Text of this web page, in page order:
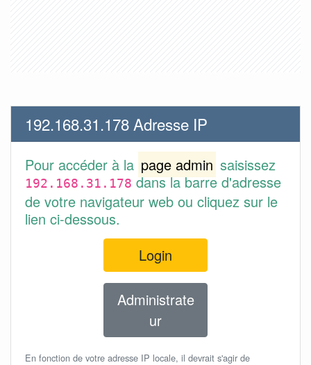
192.168.31.178 Adresse IP
Pour accéder à la page admin saisissez
192.168.31.178 dans la barre d'adresse
de votre navigateur web ou cliquez sur le
lien ci-dessous.
Login
Administrate
ur
En fonction de votre adresse IP locale, il devrait s'agir de